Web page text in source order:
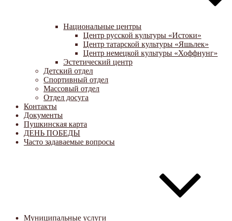
Национальные центры
Центр русской культуры «Истоки»
Центр татарской культуры «Яшьлек»
Центр немецкой культуры «Хоффнунг»
Эстетический центр
Детский отдел
Спортивный отдел
Массовый отдел
Отдел досуга
Контакты
Документы
Пушкинская карта
ДЕНЬ ПОБЕДЫ
Часто задаваемые вопросы
Муниципальные услуги